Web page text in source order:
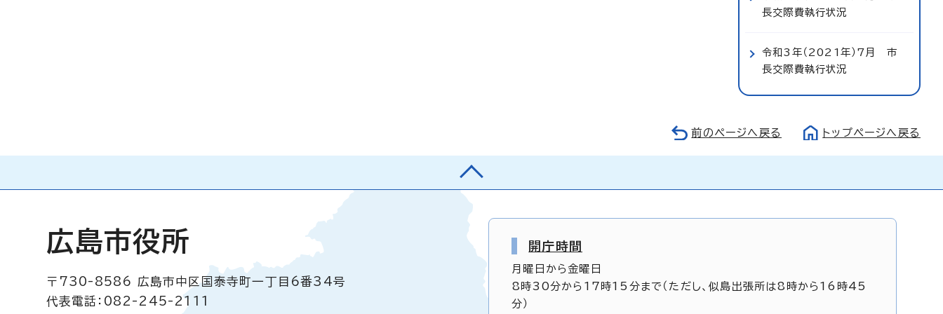
長交際費執行状況
令和3年（2021年）7月 市
長交際費執行状況
前のページへ戻る トップページへ戻る
広島市役所
〒730-8586
広島市中区国泰寺町一丁目6番34号
代表電話：082-245-2111
開庁時間
月曜日から金曜日
8時30分から17時15分まで（ただし、似島出張所は8時から16時45
分）